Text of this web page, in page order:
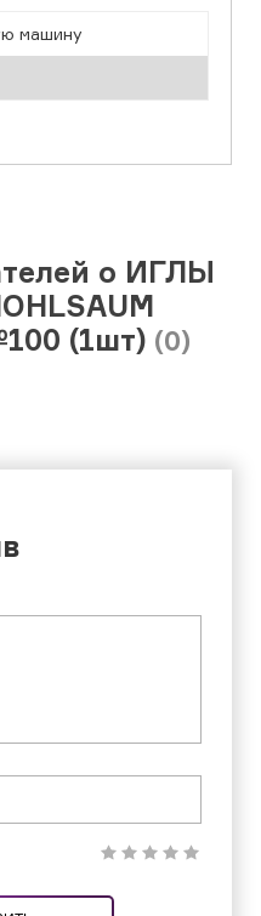
машину
о ИГЛЫ
(1шт) (0)